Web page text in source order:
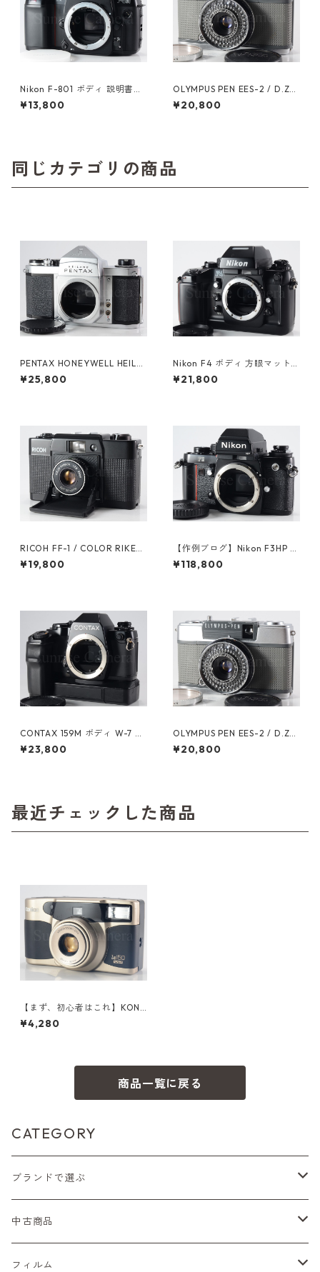
Nikon F-801 ボディ 説明書付
ニコン（61270）
¥13,800
OLYMPUS PEN EES-2 / D.Zui
ko 30mm F2.8 オーバーホー
ル済 オリンパス (60628)
¥20,800
同じカテゴリの商品
PENTAX HONEYWELL HEILA
ND H2 ペンタックス (61376)
¥25,800
Nikon F4 ボディ 方眼マット
スクリーン（E） / マットスク
リーン（B）付 ニコン（6124
¥21,800
RICOH FF-1 / COLOR RIKEN
ON 35mm F2.8 リコー（6149
3）
¥19,800
【作例ブログ】Nikon F3HP ボ
ディ 後期191万番台 ニコン（6
1308）
¥118,800
CONTAX 159M ボディ W-7 ワ
インダー付 コンタックス（61
025）
¥23,800
OLYMPUS PEN EES-2 / D.Zui
ko 30mm F2.8 オーバーホー
ル済 オリンパス (60628)
¥20,800
最近チェックした商品
【まず、初心者はこれ】KONI
CA Z-UP 150 VP 元箱付 コン
パクトフィルムカメラ コニカ
¥4,280
商品一覧に戻る
CATEGORY
ブランドで選ぶ
Nikon（ニコン）
Sシリーズ
Canon（キヤノン）
中古商品
フィルムカメラ
フィルム